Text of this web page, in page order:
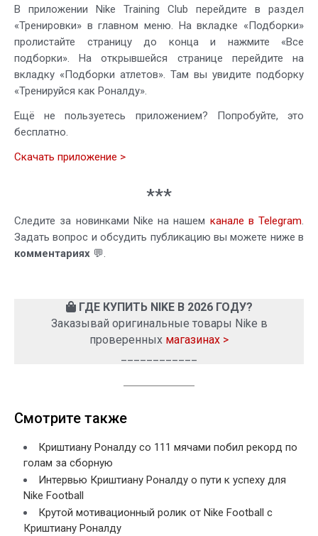
В приложении Nike Training Club перейдите в раздел
«Тренировки» в главном меню. На вкладке «Подборки»
пролистайте страницу до конца и нажмите «Все
подборки». На открывшейся странице перейдите на
вкладку «Подборки атлетов». Там вы увидите подборку
«Тренируйся как Роналду».
Ещё не пользуетесь приложением? Попробуйте, это
бесплатно.
Скачать приложение >
***
Следите за новинками Nike на нашем канале в Telegram.
Задать вопрос и обсудить публикацию вы можете ниже в
комментариях 💬.
ГДЕ КУПИТЬ NIKE В 2026 ГОДУ?
Заказывай оригинальные товары Nike в
проверенных магазинах >
Смотрите также
Криштиану Роналду со 111 мячами побил рекорд по
голам за сборную
Интервью Криштиану Роналду о пути к успеху для
Nike Football
Крутой мотивационный ролик от Nike Football с
Криштиану Роналду